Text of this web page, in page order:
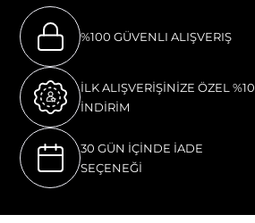
%100 GÜVENLI ALIŞVERIŞ
İLK ALIŞVERİŞİNİZE ÖZEL %10
İNDİRİM
30 GÜN İÇİNDE İADE
SEÇENEĞİ